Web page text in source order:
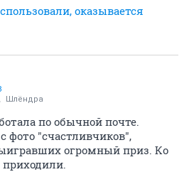
оказывается
Шлёндра
по обычной почте.
фото "счастливчиков",
огромный приз. Ко